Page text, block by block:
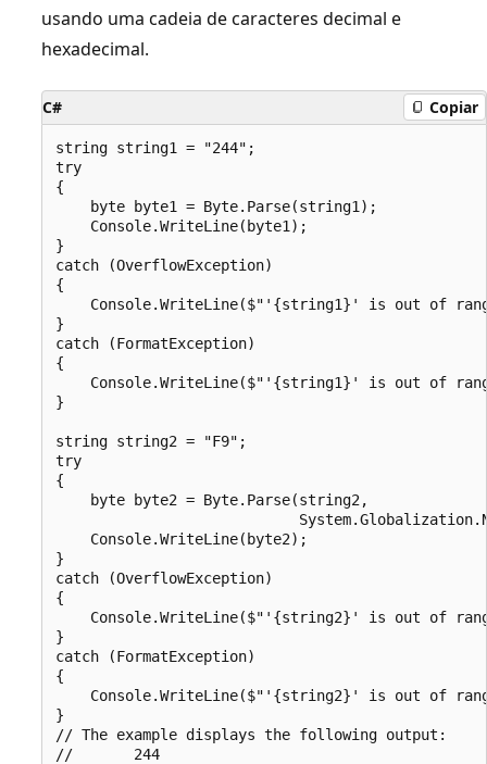
usando uma cadeia de caracteres decimal e
hexadecimal.
C# Copiar
string string1 = "244";
try
{
    byte byte1 = Byte.Parse(string1);
    Console.WriteLine(byte1);
}
catch (OverflowException)
{
Console.WriteLine($"'{string1}' is out of
}
catch (FormatException)
{
Console.WriteLine($"'{string1}' is out of
}
string string2 = "F9";
try
{
    byte byte2 = Byte.Parse(string2,
    Console.WriteLine(byte2);
}
catch (OverflowException)
{
Console.WriteLine($"'{string2}' is out of
}
catch (FormatException)
{
Console.WriteLine($"'{string2}' is out of
}
// The example displays the following output:
//       244